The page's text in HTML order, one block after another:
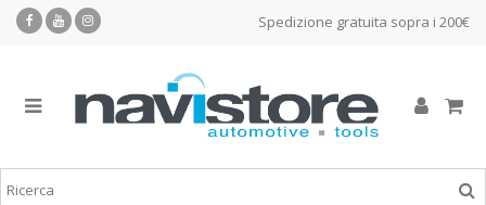
Spedizione gratuita sopra i 200€